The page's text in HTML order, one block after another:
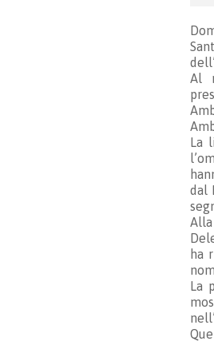
Al
La
dal
ha
La